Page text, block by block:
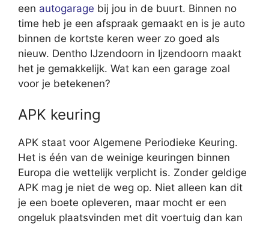
een autogarage bij jou in de buurt. Binnen no
time heb je een afspraak gemaakt en is je auto
binnen de kortste keren weer zo goed als
nieuw. Dentho IJzendoorn in Ijzendoorn maakt
het je gemakkelijk. Wat kan een garage zoal
voor je betekenen?
APK keuring
APK staat voor Algemene Periodieke Keuring.
Het is één van de weinige keuringen binnen
Europa die wettelijk verplicht is. Zonder geldige
APK mag je niet de weg op. Niet alleen kan dit
je een boete opleveren, maar mocht er een
ongeluk plaatsvinden met dit voertuig dan kan